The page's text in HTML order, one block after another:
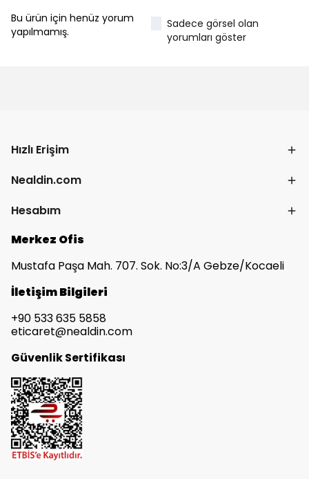
Bu ürün için henüz yorum
yapılmamış.
Sadece görsel olan
yorumları göster
Hızlı Erişim
Nealdin.com
Hesabım
Merkez Ofis
Mustafa Paşa Mah. 707. Sok. No:3/A Gebze/Kocaeli
İletişim Bilgileri
+90 533 635 5858
eticaret@nealdin.com
Güvenlik Sertifikası